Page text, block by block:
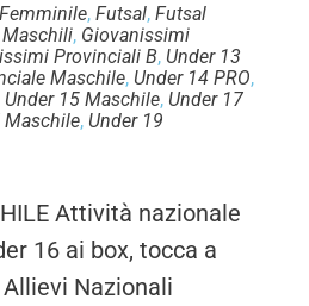
Femminile,Futsal,Futsal
, Giovanissimi
Provinciali B, Under 13
Maschile, Under 14 PRO,
Under 15 Maschile, Under 17
Maschile, Under 19
Attività nazionale
16 ai box, tocca a
Nazionali